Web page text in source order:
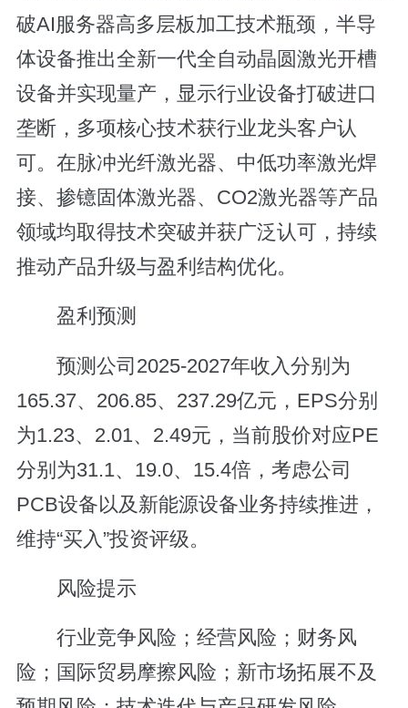
破AI服务器高多层板加工技术瓶颈，半导
体设备推出全新一代全自动晶圆激光开槽
设备并实现量产，显示行业设备打破进口
垄断，多项核心技术获行业龙头客户认
可。在脉冲光纤激光器、中低功率激光焊
接、掺镱固体激光器、CO2激光器等产品
领域均取得技术突破并获广泛认可，持续
推动产品升级与盈利结构优化。
盈利预测
预测公司2025-2027年收入分别为
165.37、206.85、237.29亿元，EPS分别
为1.23、2.01、2.49元，当前股价对应PE
分别为31.1、19.0、15.4倍，考虑公司
PCB设备以及新能源设备业务持续推进，
维持“买入”投资评级。
风险提示
行业竞争风险；经营风险；财务风
险；国际贸易摩擦风险；新市场拓展不及